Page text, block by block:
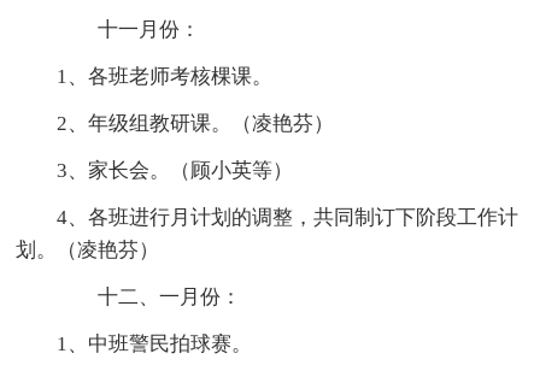
十一月份：
1、各班老师考核棵课。
2、年级组教研课。（凌艳芬）
3、家长会。（顾小英等）
4、各班进行月计划的调整，共同制订下阶段工作计
划。（凌艳芬）
十二、一月份：
1、中班警民拍球赛。